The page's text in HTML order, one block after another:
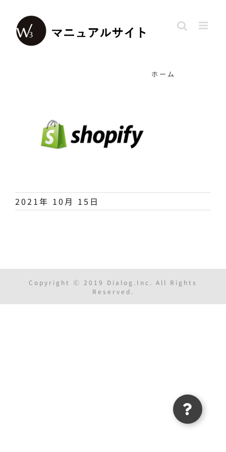
content
ホーム
2021年 10月 15日
Copyright Ⓒ 2019 Dialog.Inc. All Rights
Reserved.